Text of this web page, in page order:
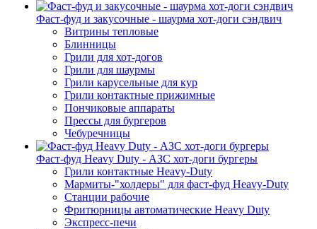
Фаст-фуд и закусочные - шаурма хот-доги сэндвич
Витрины тепловые
Блинницы
Грили для хот-догов
Грили для шаурмы
Грили карусельные для кур
Грили контактные прижимные
Пончиковые аппараты
Прессы для бургеров
Чебуречницы
Фаст-фуд Heavy Duty - АЗС хот-доги бургеры
Грили контактные Heavy-Duty
Мармиты-"холдеры" для фаст-фуд Heavy-Duty
Станции рабочие
Фритюрницы автоматические Heavy Duty
Экспресс-печи